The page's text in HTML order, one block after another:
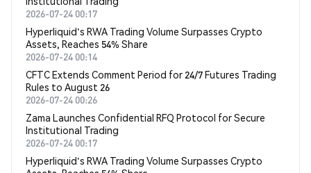
2026-07-24 00:17
Hyperliquid's RWA Trading Volume Surpasses Crypto
Assets, Reaches 54% Share
2026-07-24 00:14
CFTC Extends Comment Period for 24/7 Futures Trading
Rules to August 26
2026-07-24 00:26
Zama Launches Confidential RFQ Protocol for Secure
Institutional Trading
2026-07-24 00:17
Hyperliquid's RWA Trading Volume Surpasses Crypto